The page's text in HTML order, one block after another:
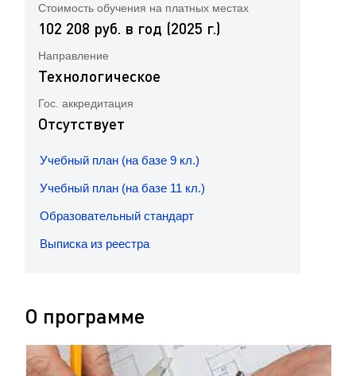
Стоимость обучения на платных местах
102 208 руб. в год (2025 г.)
Направление
Технологическое
Гос. аккредитация
Отсутствует
Учебный план (на базе 9 кл.)
Учебный план (на базе 11 кл.)
Образовательный стандарт
Выписка из реестра
О программе